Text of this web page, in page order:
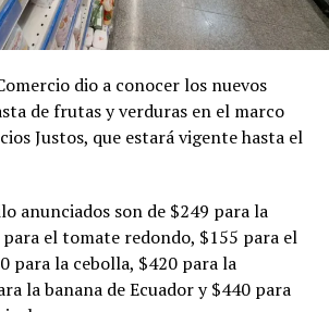
dio a conocer los nuevos
de frutas y verduras en el marco
Justos, que estará vigente hasta el
anunciados son de $249 para la
el tomate redondo, $155 para el
para la cebolla, $420 para la
la banana de Ecuador y $440 para